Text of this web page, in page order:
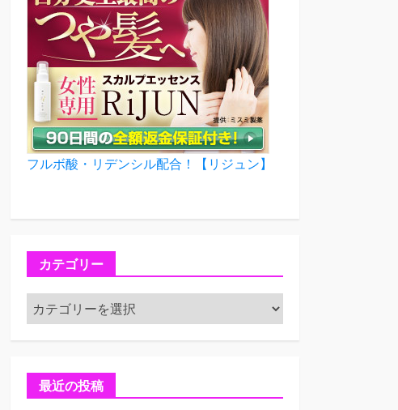
フルボ酸・リデンシル配合！【リジュン】
カテゴリー
カ
テ
ゴ
ー最近の投稿